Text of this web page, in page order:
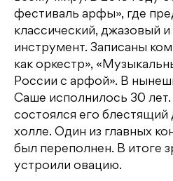
фестиваль арфы», где
классический, джазовый
инструмент. Записаны
как оркестр»,
России с арфой». В
Саше исполнилось 30
состоялся его блестящий
холле. Один из главных
был переполнен. В итоге
устроили овацию.